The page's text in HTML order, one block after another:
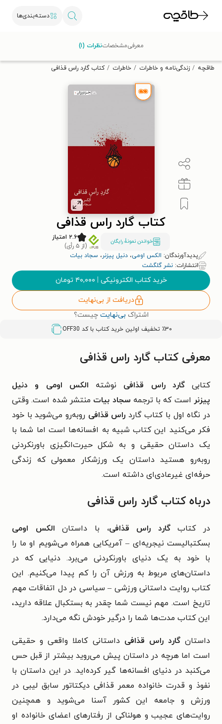
دسته‌بندی‌ها
تخفیف از طاقچه دریافت کن.
طاقچه زندگی‌نامه و خاطرات خاطرات کتاب گارد راس قذافی
کتاب گارد راس قذافی
خواندن نمونۀ رایگان
۲.۶ امتیاز
(از ۵ رأی)
پدیدآورندگان: الکس اومی، دنیل پیزنر، سجاد بیات
انتشارات: نشر گلگشت
خرید کتاب الکترونیکی | ۴۰,۰۰۰ تومان
دریافت از بی‌نهایت
اشتراک بی‌نهایت چیست؟
٪۳۰ تخفیف اولین خرید کتاب با کد OFF30
معرفیمشخصاتنظرات (۱)
معرفی کتاب گارد راس قذافی
کتابیگارد راس قذافی نوشته الکس اومی و دنیل
پیزنر است که با ترجمه سجاد بیات منتشر شده است. وقتی
در نگاه اول با کتاب گارد راس قذافی روبه‌رو می‌شوید با خود
فکر می‌کنید این کتاب شبیه به افسانه‌ها است اما شما با
یک داستان حقیقی و به شکل حیرت‌انگیزی باورنکردنی
روبه‌رو هستید داستان یک ورزشکار معمولی که زندگی
حرفه‌ای غیرعادی‌ای داشته است.
درباه کتاب گارد راس قذافی
در کتابگارد راس قذافی، با داستانالکس اومی
بسکتبالیست نیجریه‌ای – آمریکایی همراه می‌شویم او ما را
با خود به یک دنیای باورنکردنی‌ می‌برد. دنیایی که در
داستان‌های مربوط به ورزش آن را کم پیدا می‌کنیم. این
کتاب روایت داستانی ورزشی – سیاسی در دل اتفاقات مهم
تاریخ است. مهم نیست شما چقدر به بستکبال علاقه‌ دارید،
این کتاب مدت‌ها شما را درگیر خودش نگه می‌دارد.
داستانگارد راس قذافی داستانی کاملا واقعی و حقیقی
است اما هرچه در داستان پیش می‌روید بیشتر از قبل حس
می‌کنبد در دنیای افسانه‌ها گیر کرده‌اید. در این داستان با
نفوذ و قدرت خانواده‌ معمر قذافی دیکتاتور سابق لیبی در
ورزش و جامعه‌ این کشور آسنا می‌شوید و همچنین
روایت‌های عجیب و هولناکی از رفتارهای اعضای خانواده‌ او